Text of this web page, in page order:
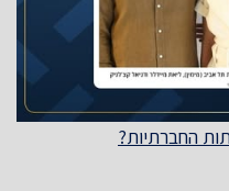
החברתיות?